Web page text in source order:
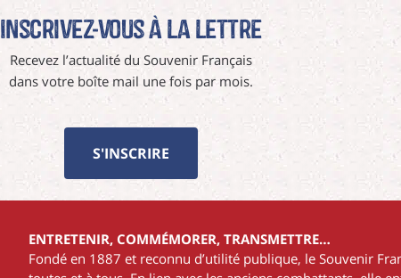
Inscrivez-vous à La Lettre
Recevez l’actualité du Souvenir Français
dans votre boîte mail une fois par mois.
S'INSCRIRE
ENTRETENIR, COMMÉMORER, TRANSMETTRE…
Fondé en 1887 et reconnu d’utilité publique, le Souvenir